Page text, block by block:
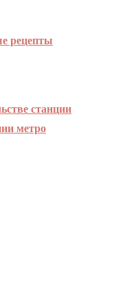
рецепты
станции
метро